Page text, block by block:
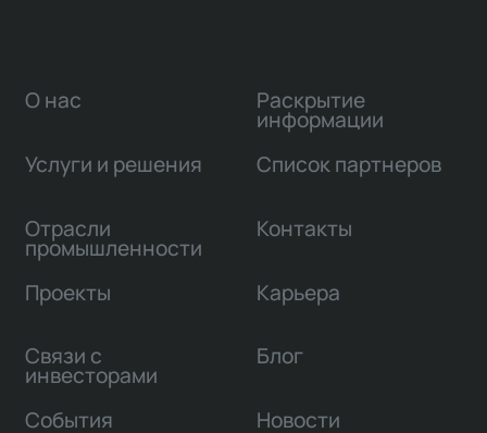
О нас
Услуги и решения
Отрасли
промышленности
Проекты
Связи с
инвесторами
Раскрытие
информации
Список партнеров
Контакты
Карьера
Блог
События Новости